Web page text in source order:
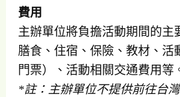
費用
主辦單位將負擔活動期間的主
膳食、住宿、保險、教材、活
門票）、活動相關交通費用等
*註：主辦單位不提供前往台